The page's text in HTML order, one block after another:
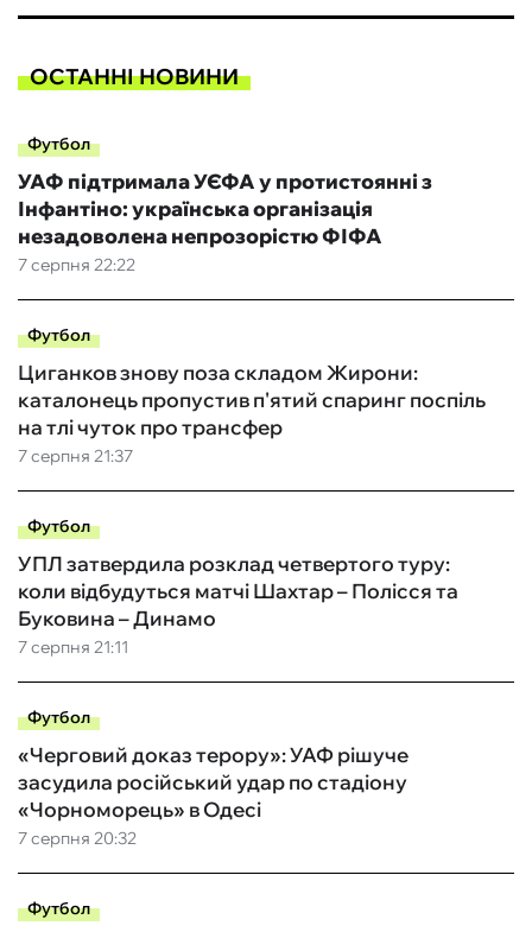
ОСТАННІ НОВИНИ
Футбол
7 серпня 22:22
УАФ підтримала УЄФА у протистоянні з
Інфантіно: українська організація
незадоволена непрозорістю ФІФА
Футбол
7 серпня 21:37
Циганков знову поза складом Жирони:
каталонець пропустив п'ятий спаринг поспіль
на тлі чуток про трансфер
Футбол
7 серпня 21:11
УПЛ затвердила розклад четвертого туру:
коли відбудуться матчі Шахтар – Полісся та
Буковина – Динамо
Футбол
7 серпня 20:32
«Черговий доказ терору»: УАФ рішуче
засудила російський удар по стадіону
«Чорноморець» в Одесі
Футбол